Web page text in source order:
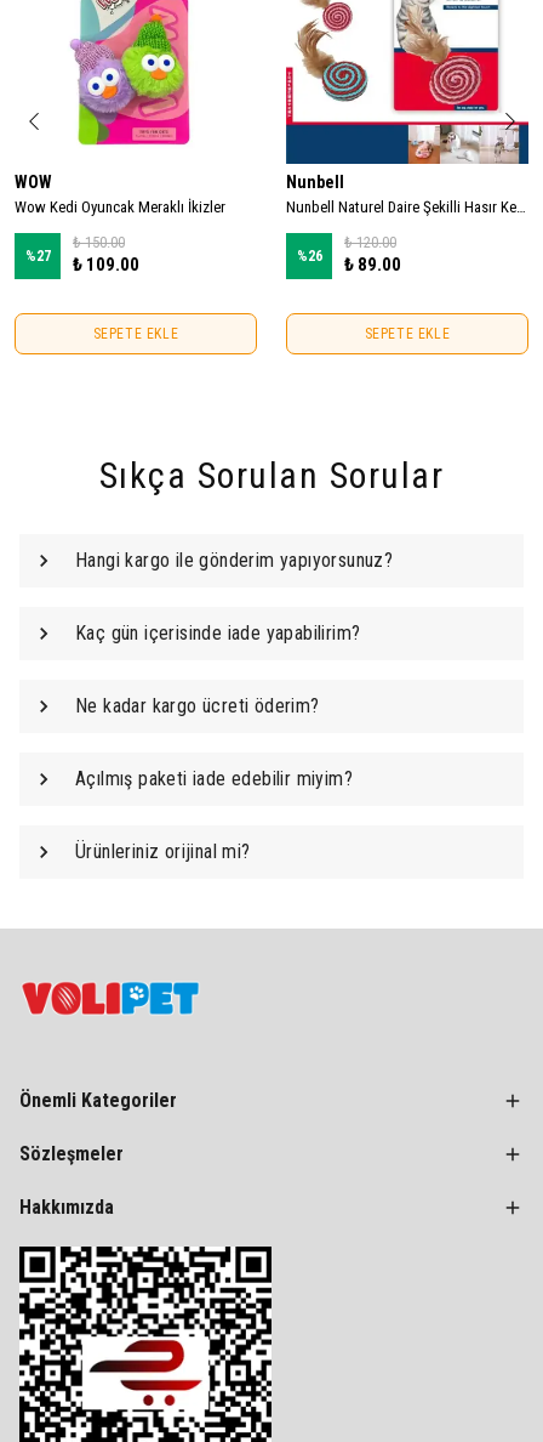
WOW
Wow Kedi Oyuncak Meraklı İkizler
%27
₺ 150.00
₺ 109.00
SEPETE EKLE
Nunbell
Nunbell Naturel Daire Şekilli Hasır Kedi Oyuncağı
%26
₺ 120.00
₺ 89.00
SEPETE EKLE
Sıkça Sorulan Sorular
Hangi kargo ile gönderim yapıyorsunuz?
Kaç gün içerisinde iade yapabilirim?
Ne kadar kargo ücreti öderim?
Açılmış paketi iade edebilir miyim?
Ürünleriniz orijinal mi?
Önemli Kategoriler
Sözleşmeler
Hakkımızda